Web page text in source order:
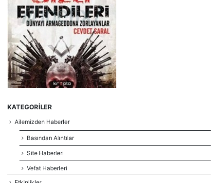
KATEGORILER
Ailemizden Haberler
Basından Alıntılar
Site Haberleri
Vefat Haberleri